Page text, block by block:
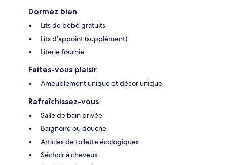
Dormez bien
Lits de bébé gratuits
Lits d’appoint (supplément)
Literie fournie
Faites-vous plaisir
Ameublement unique et décor unique
Rafraîchissez-vous
Salle de bain privée
Baignoire ou douche
Articles de toilette écologiques
Séchoir à cheveux